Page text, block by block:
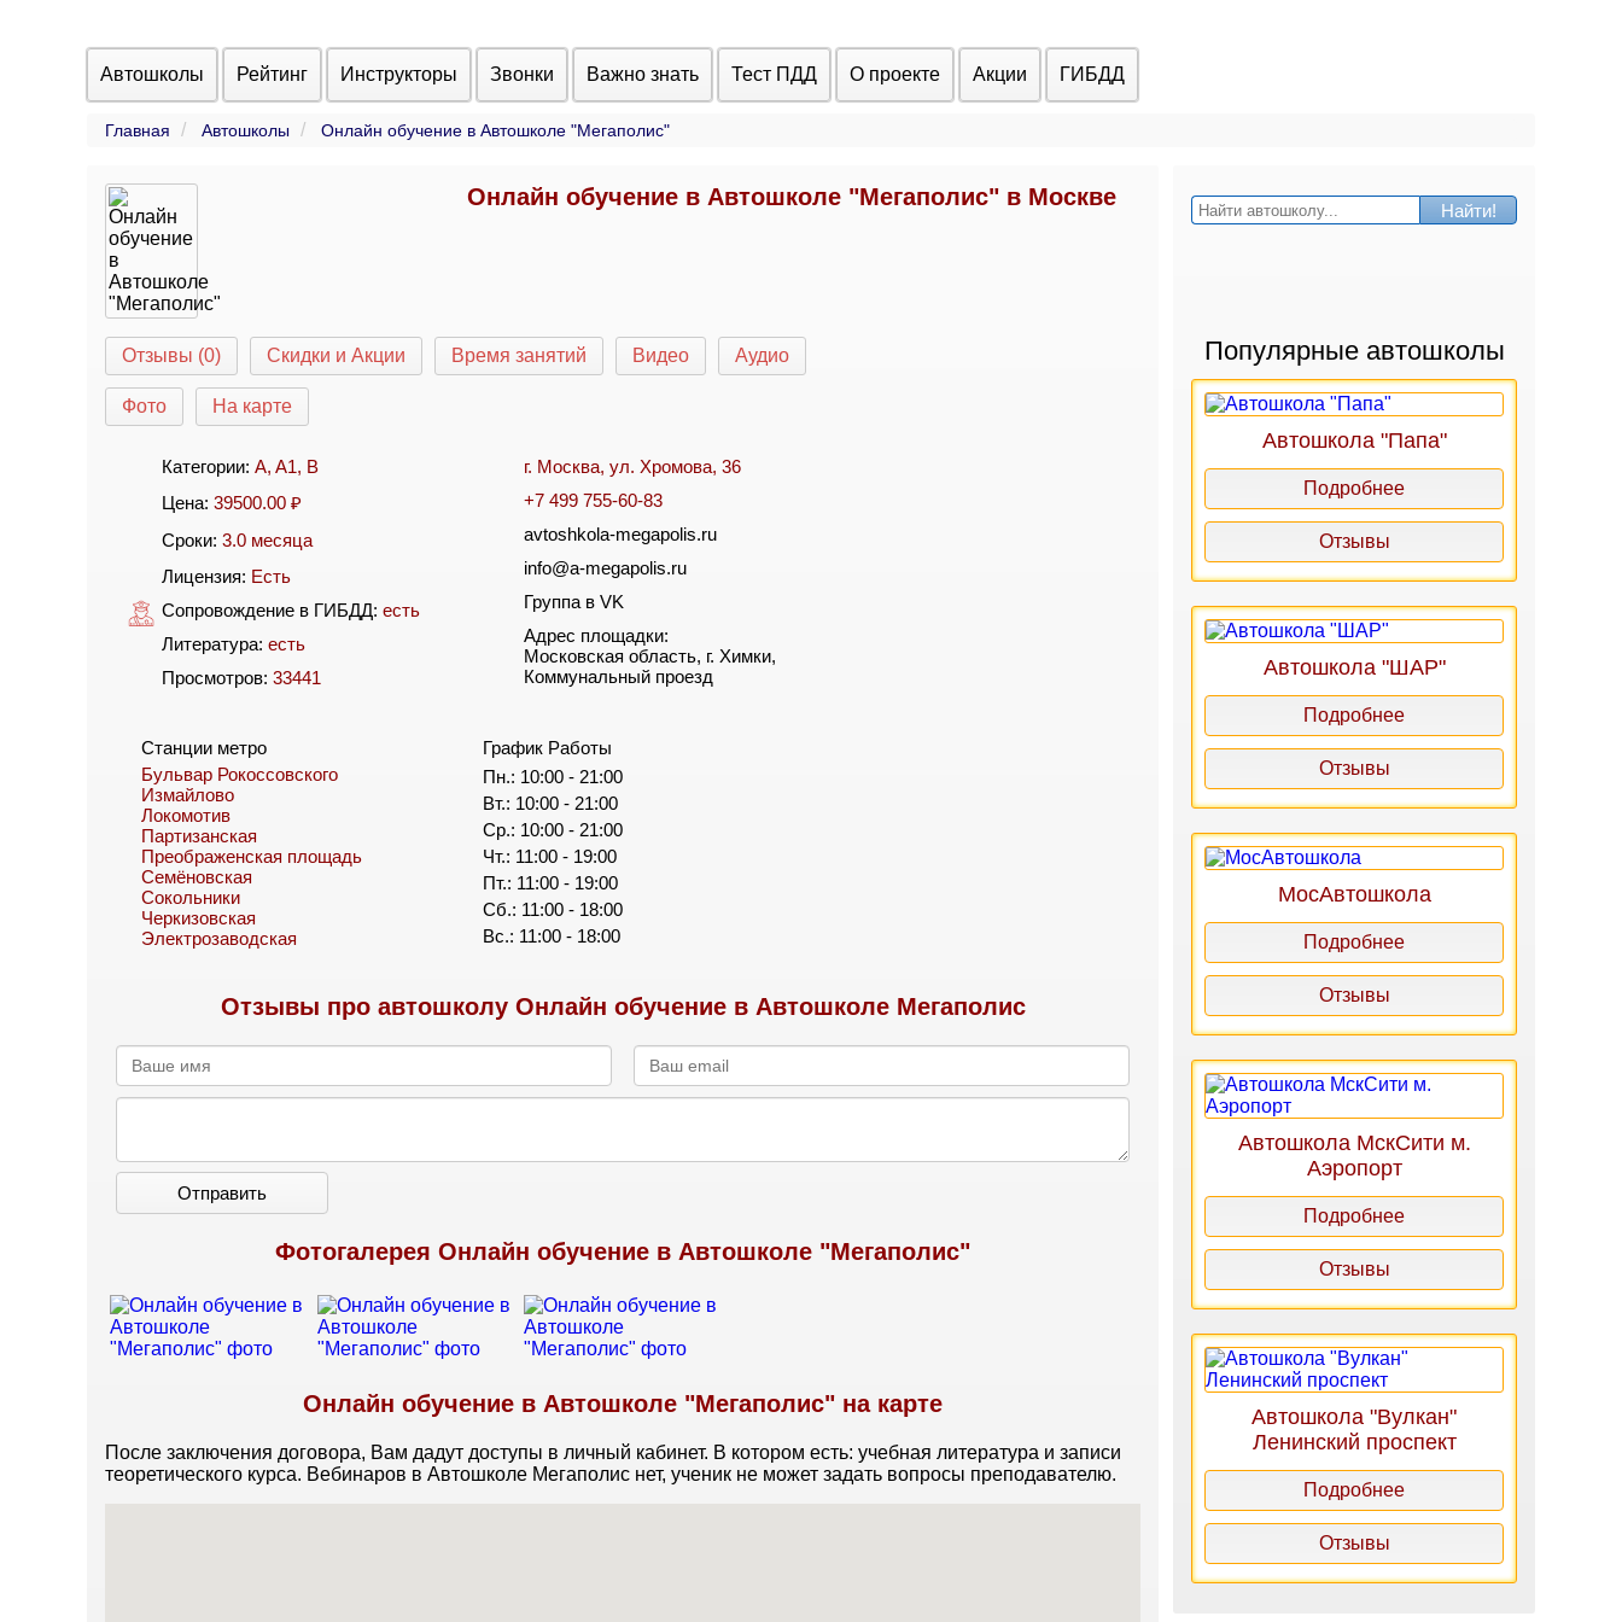
Автошколы Рейтинг Инструкторы Звонки Важно знать Тест ПДД О проекте Акции ГИБДД
Главная Автошколы Онлайн обучение в Автошколе "Мегаполис"
Онлайн обучение в Автошколе "Мегаполис" в Москве
Отзывы (0) Скидки и Акции Время занятий Видео Аудио
Фото На карте
Категории:A,A1, B
Цена:39500.00 ₽
Сроки:3.0 месяца
Лицензия: Есть
Сопровождение в ГИБДД:есть
Литература:есть
Просмотров:33441
г. Москва, ул. Хромова, 36
+7 499 755-60-83
avtoshkola-megapolis.ru
info@a-megapolis.ru
Группа в VK
Адрес площадки:
Московская область, г. Химки,
Коммунальный проезд
Станции метро
Бульвар Рокоссовского
Измайлово
Локомотив
Партизанская
Преображенская площадь
Семёновская
Сокольники
Черкизовская
Электрозаводская
График Работы
Пн.: 10:00 - 21:00
Вт.: 10:00 - 21:00
Ср.: 10:00 - 21:00
Чт.: 11:00 - 19:00
Пт.: 11:00 - 19:00
Сб.: 11:00 - 18:00
Вс.: 11:00 - 18:00
Отзывы про автошколу Онлайн обучение в Автошколе Мегаполис
Отправить
Фотогалерея Онлайн обучение в Автошколе "Мегаполис"
Онлайн обучение в Автошколе "Мегаполис" на карте
После заключения договора, Вам дадут доступы в личный кабинет. В котором есть: учебная литература и записи
теоретического курса. Вебинаров в Автошколе Мегаполис нет, ученик не может задать вопросы преподавателю.
Найти!
Популярные автошколы
Автошкола "Папа"
Подробнее
Отзывы
Автошкола "ШАР"
Подробнее
Отзывы
МосАвтошкола
Подробнее
Отзывы
Автошкола МскСити м.
Аэропорт
Подробнее
Отзывы
Автошкола "Вулкан"
Ленинский проспект
Подробнее
Отзывы